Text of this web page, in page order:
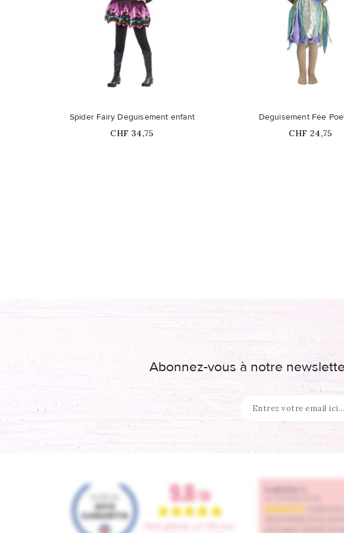
Spider Fairy Déguisement enfant
Prix
CHF 34,75
Déguisement Fée
Prix
CHF 24,75
Abonnez-vous à notre